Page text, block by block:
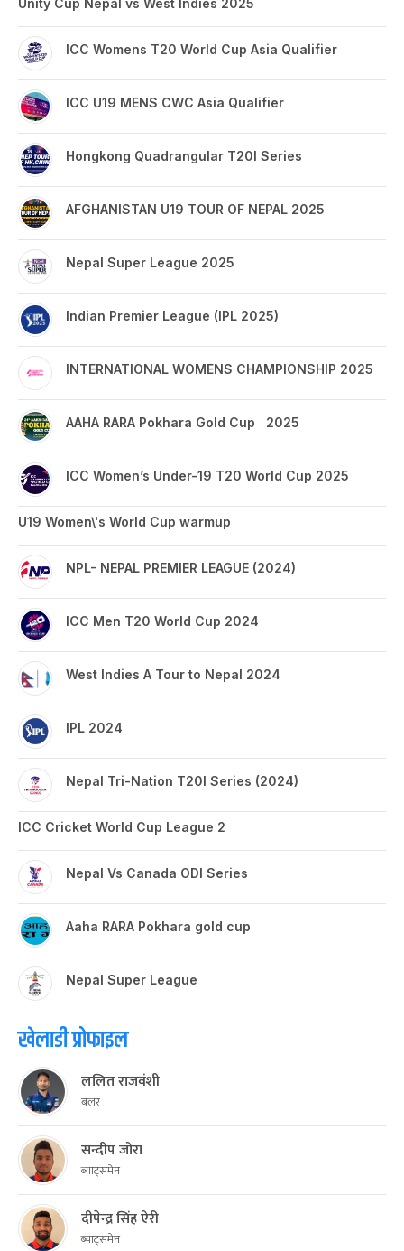
Unity Cup Nepal vs West Indies 2025
ICC Womens T20 World Cup Asia Qualifier
ICC U19 MENS CWC Asia Qualifier
Hongkong Quadrangular T20I Series
AFGHANISTAN U19 TOUR OF NEPAL 2025
Nepal Super League 2025
Indian Premier League (IPL 2025)
INTERNATIONAL WOMENS CHAMPIONSHIP 2025
AAHA RARA Pokhara Gold Cup 2025
ICC Women’s Under-19 T20 World Cup 2025
U19 Women\'s World Cup warmup
NPL- NEPAL PREMIER LEAGUE (2024)
ICC Men T20 World Cup 2024
West Indies A Tour to Nepal 2024
IPL 2024
Nepal Tri-Nation T20I Series (2024)
ICC Cricket World Cup League 2
Nepal Vs Canada ODI Series
Aaha RARA Pokhara gold cup
Nepal Super League
खेलाडी प्रोफाइल
ललित राजवंशी
बलर
सन्दीप जोरा
ब्याट्समेन
दीपेन्द्र सिंह ऐरी
ब्याट्समेन